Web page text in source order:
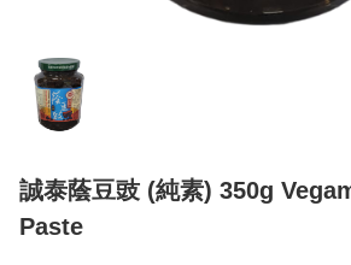
誠泰蔭豆豉 (純素) 350g
Paste